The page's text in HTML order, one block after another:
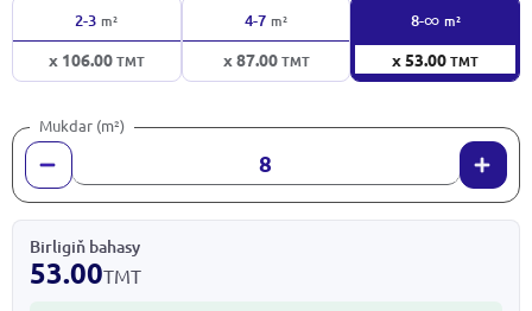
2-3 m²
x 106.00TMT
4-7 m²
x 87.00TMT
8-∞ m²
x 53.00TMT
Mukdar (m²)
Birligiň bahasy
53.00TMT